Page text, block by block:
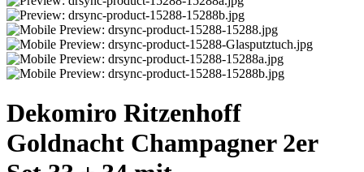
Dekomiro Ritzenhoff
Goldnacht Champagner 2er